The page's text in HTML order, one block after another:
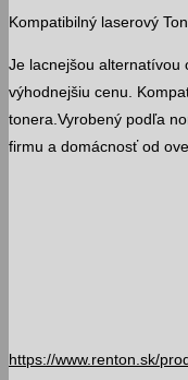
Kompatibilný laserový
Je lacnejšou alternatívou
výhodnejšiu cenu.
tonera.Vyrobený podľa
firmu a domácnosť od
https://www.renton.sk/